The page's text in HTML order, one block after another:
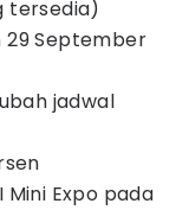
tersedia)
September
jadwal
Expo pada